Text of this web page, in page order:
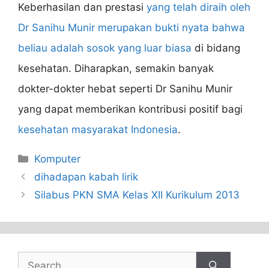
Keberhasilan dan prestasi yang telah diraih oleh
Dr Sanihu Munir merupakan bukti nyata bahwa
beliau adalah sosok yang luar biasa di bidang
kesehatan. Diharapkan, semakin banyak
dokter-dokter hebat seperti Dr Sanihu Munir
yang dapat memberikan kontribusi positif bagi
kesehatan masyarakat Indonesia.
Categories
Komputer
dihadapan kabah lirik
Silabus PKN SMA Kelas XII Kurikulum 2013
Search